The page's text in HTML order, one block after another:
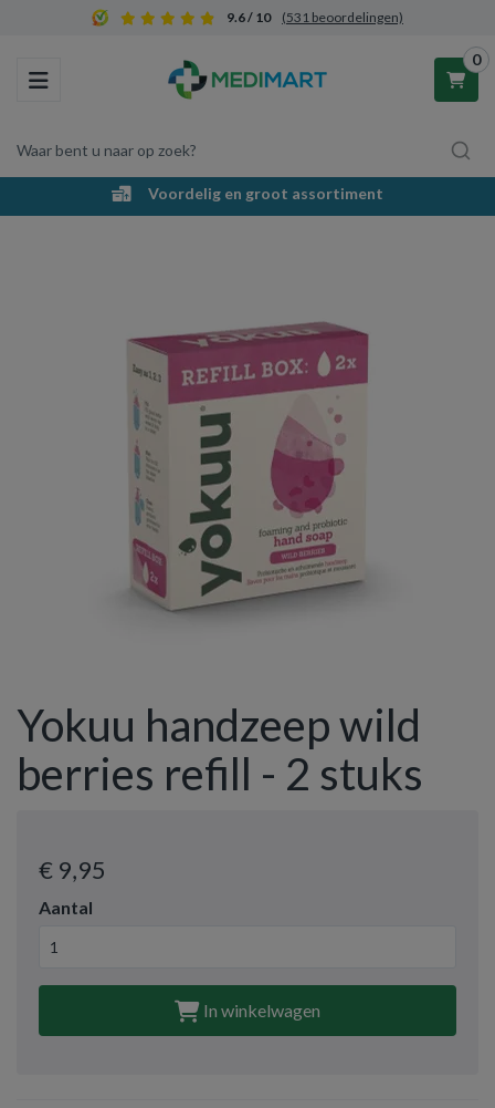
9.6 / 10 (531 beoordelingen)
Toggle navigation
Waar bent u naar op zoek?
0
Winkelwagen
Vul hem met producten.
Voordelig en groot assortiment
Yokuu handzeep wild
berries refill - 2 stuks
€ 9,95
Aantal
In winkelwagen